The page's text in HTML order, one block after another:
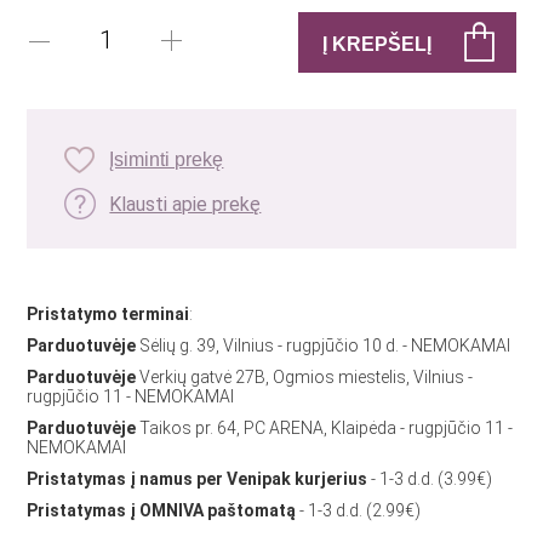
Įsiminti prekę
Klausti apie prekę
Pristatymo terminai:
Parduotuvėje Sėlių g. 39, Vilnius - rugpjūčio 10 d. - NEMOKAMAI
ParduotuvėjeVerkių gatvė 27B, Ogmios miestelis, Vilnius -
rugpjūčio 11 - NEMOKAMAI
ParduotuvėjeTaikos pr. 64, PC ARENA, Klaipėda - rugpjūčio 11 -
NEMOKAMAI
Pristatymas į namus per Venipak kurjerius - 1-3 d.d. (3.99€)
Pristatymas į OMNIVA paštomatą- 1-3 d.d. (2.99€)